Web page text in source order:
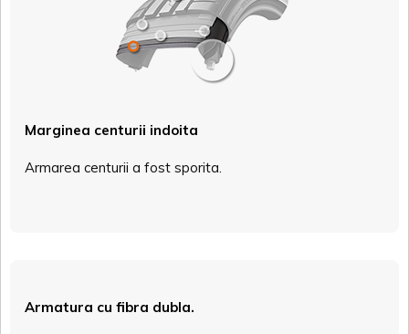
Marginea centurii indoita
Armarea centurii a fost sporita.
Armatura cu fibra dubla.